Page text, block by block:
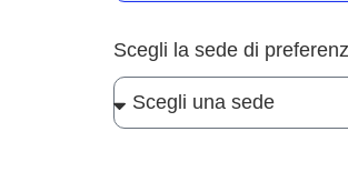
Scegli la sede di